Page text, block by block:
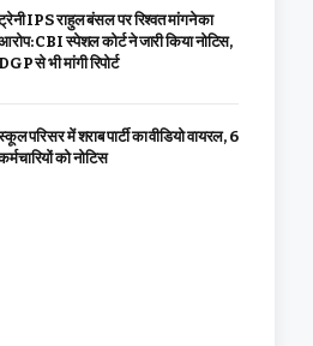
IPS राहुल बंसल पर रिश्वत मांगने का
CBI स्पेशल कोर्ट ने जारी किया नोटिस,
DGP से भी मांगी रिपोर्ट
परिसर में शराब पार्टी का वीडियो वायरल, 6
को नोटिस